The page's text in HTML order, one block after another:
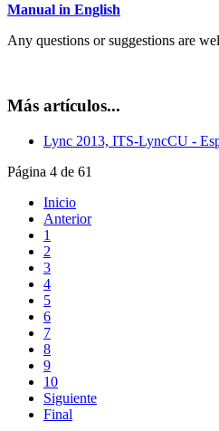
Manual in English
Any questions or suggestions are
Más artículos...
Lync 2013, ITS-LyncCU -
Página 4 de 61
Inicio
Anterior
1
2
3
4
5
6
7
8
9
10
Siguiente
Final